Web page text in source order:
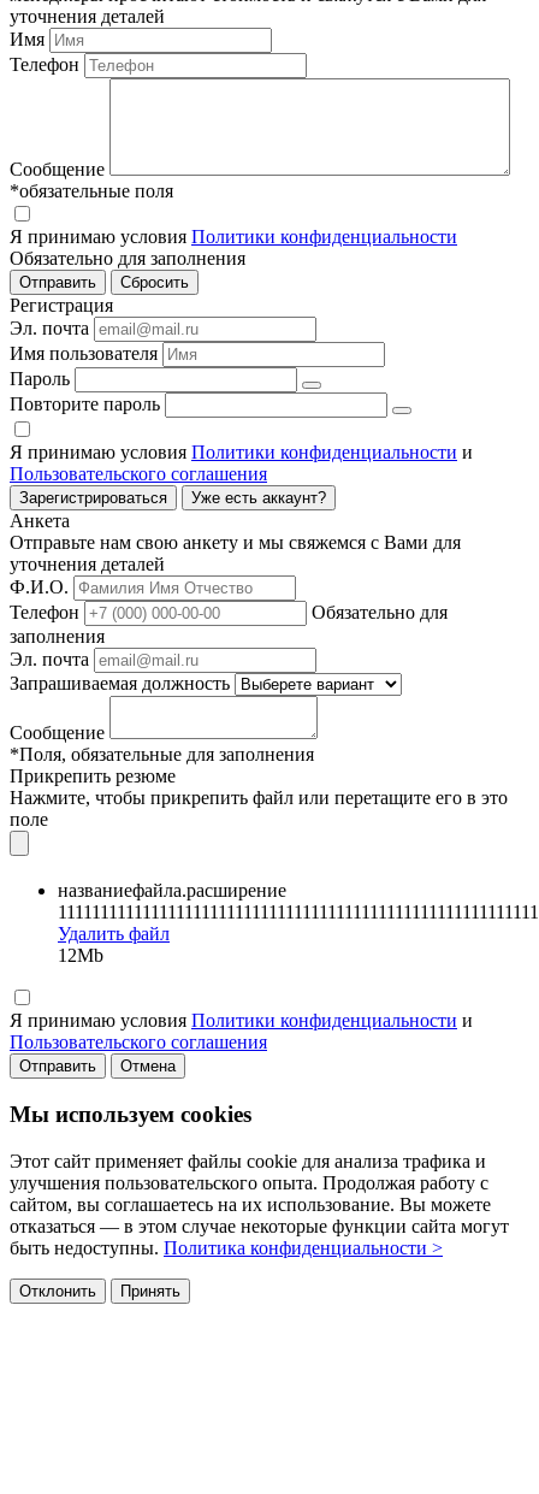
уточнения деталей
Имя
Телефон
Сообщение
*обязательные поля
Я принимаю условия Политики конфиденциальности
Обязательно для заполнения
Регистрация
Эл. почта
Имя пользователя
Пароль
Повторите пароль
Я принимаю условия Политики конфиденциальности и
Пользовательского соглашения
Зарегистрироваться Уже есть аккаунт?
Анкета
Отправьте нам свою анкету и мы свяжемся с Вами для
уточнения деталей
Ф.И.О.
Телефон
Обязательно для
заполнения
Эл. почта
Запрашиваемая должность
Сообщение
*Поля, обязательные для заполнения
Прикрепить резюме
Нажмите, чтобы прикрепить файл или перетащите его в это
поле
названиефайла.расширение
111111111111111111111111111111111111111111111111111111111
Удалить файл
12Mb
Я принимаю условия Политики конфиденциальности и
Пользовательского соглашения
Отправить Отмена
Мы используем cookies
Этот сайт применяет файлы cookie для анализа трафика и
улучшения пользовательского опыта. Продолжая работу с
сайтом, вы соглашаетесь на их использование. Вы можете
отказаться — в этом случае некоторые функции сайта могут
быть недоступны. Политика конфиденциальности >
Отклонить Принять